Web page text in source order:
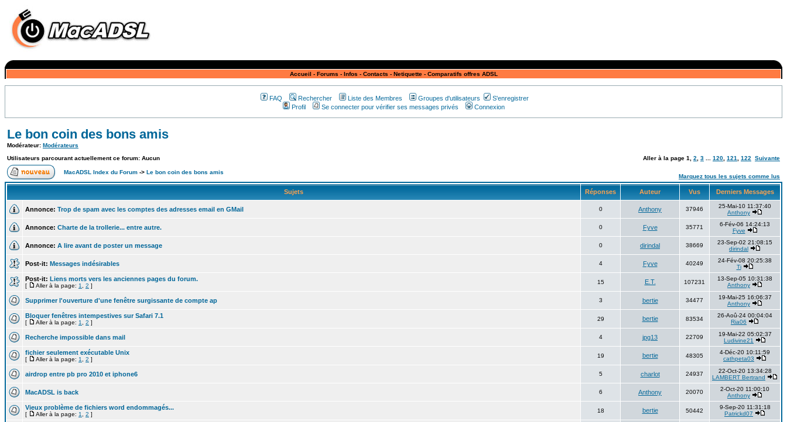
Accueil - Forums - Infos - Contacts - Netiquette- Comparatifs offres ADSL
FAQ Rechercher Liste des Membres Groupes d'utilisateurs
S'enregistrer
Profil
Se connecter pour vérifier ses messages privés Connexion
Le bon coin des bons amis
Modérateur: Modérateurs
Utilisateurs parcourant actuellement ce forum: Aucun
Aller à la page 1 2 3 120 121 122 Suivante
MacADSL Index du Forum -> Le bon coin des bons amis
Marquez tous les sujets comme lus
Sujets Réponses Auteur Vus Derniers Messages
Annonce: Trop de spam avec les comptes des adresses email en GMail 0 Anthony 37946
25-Mai-10 11:37:40
Anthony
Annonce: Charte de la trollerie... entre autre. 0 Fyve 35771
6-Fév-06 14:24:13
Fyve
Annonce: A lire avant de poster un message 0 dirindal 38669
23-Sep-02 21:08:15
dirindal
Post-it: Messages indésirables 4 Fyve 40249
24-Fév-08 20:25:38
Ti
Post-it: Liens morts vers les anciennes pages du forum.
[ Aller à la page: 1 2 ]
15 E.T. 107231
13-Sep-05 10:31:38
Anthony
Supprimer l'ouverture d'une fenêtre surgissante de compte ap 3 bertie 34477
19-Mai-25 16:06:37
Anthony
Bloquer fenêtres intempestives sur Safari 7.1
[ Aller à la page: 1 2 ]
29 bertie 83534
26-Aoû-24 00:04:04
Ria06
Recherche impossible dans mail 4 jpg13 22709
19-Mai-22 05:02:37
Ludivine21
fichier seulement exécutable Unix
[ Aller à la page: 1 2 ]
19 bertie 48305
4-Déc-20 10:11:59
cathpeta03
airdrop entre pb pro 2010 et iphone6 5 charlot 24937
22-Oct-20 13:34:28
LAMBERT Bertrand
MacADSL is back 6 Anthony 20070
2-Oct-20 11:00:10
Anthony
Vieux problème de fichiers word endommagés...
[ Aller à la page: 1 2 ]
18 bertie 50442
9-Sep-20 11:31:18
Patrickd07